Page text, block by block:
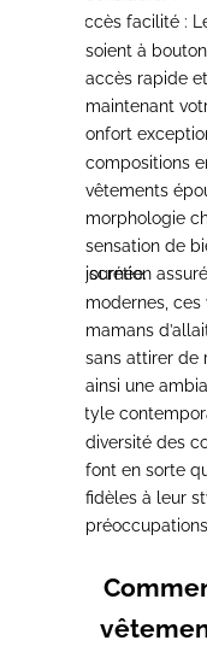
Accès facilité :
soient à
accès rapide
maintenant
Confort
compositions
vêtements
morphologie
sensation de
journée.
Discrétion
modernes,
mamans
sans attirer de
ainsi une
Style
diversité des
font en sorte
fidèles à leur